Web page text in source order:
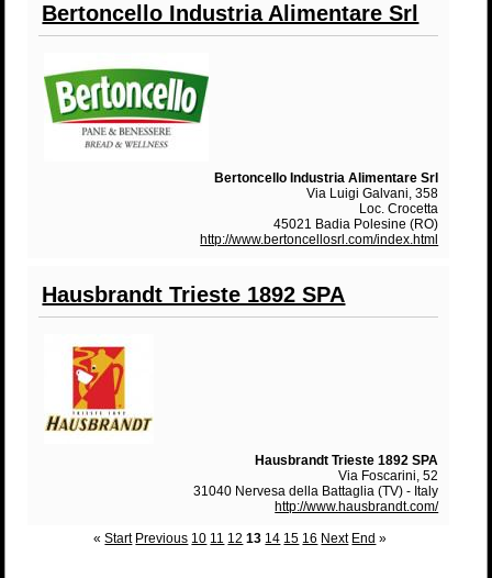
Bertoncello Industria Alimentare Srl
Bertoncello Industria Alimentare Srl
Via Luigi Galvani, 358
Loc. Crocetta
45021 Badia Polesine (RO)
http://www.bertoncellosrl.com/index.html
Hausbrandt Trieste 1892 SPA
Hausbrandt Trieste 1892 SPA
Via Foscarini, 52
31040 Nervesa della Battaglia (TV) - Italy
http://www.hausbrandt.com/
« Start Previous 10 11 12 13 14 15 16 Next End »